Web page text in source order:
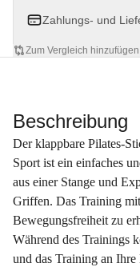
Zahlungs- und
Zum Vergleich hinzufügen
Beschreibung
Der klappbare Pilates-
Sport ist ein einfaches
aus einer Stange und
Griffen. Das Training
Bewegungsfreiheit zu
Während des Trainings
und das Training an Ihre